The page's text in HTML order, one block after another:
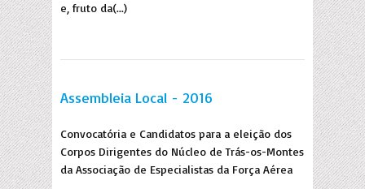
e, fruto da(...)
Assembleia Local - 2016
Convocatória e Candidatos para a eleição dos
Corpos Dirigentes do Núcleo de Trás-os-Montes
da Associação de Especialistas da Força Aérea